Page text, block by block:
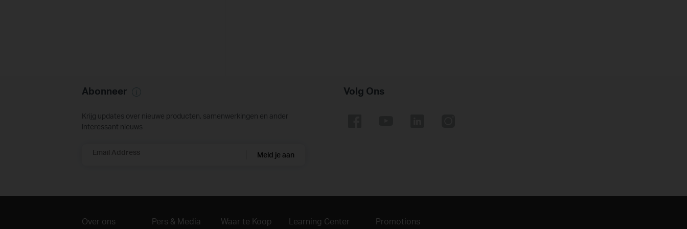
Abonneer
Krijg updates over nieuwe producten, samenwerkingen en ander
interessant nieuws
Email Address Meld je aan
Volg Ons
Over ons Pers & Media Waar te Koop Learning Center Promotions